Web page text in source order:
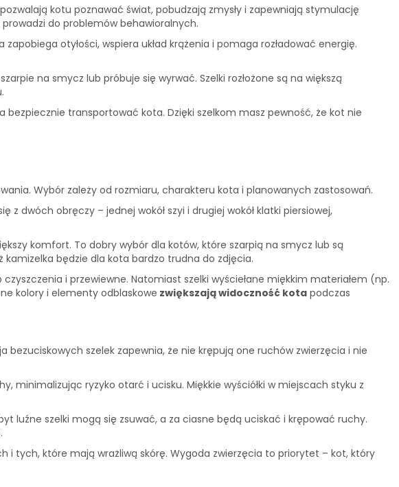
kotu poznawać świat, pobudzają zmysły i zapewniają stymulację
do problemów behawioralnych.
otyłości, wspiera układ krążenia i pomaga rozładować energię.
na smycz lub próbuje się wyrwać. Szelki rozłożone są na większą
transportować kota. Dzięki szelkom masz pewność, że kot nie
Wybór zależy od rozmiaru, charakteru kota i planowanych zastosowań.
z dwóch obręczy – jednej wokół szyi i drugiej wokół klatki piersiowej,
komfort. To dobry wybór dla kotów, które szarpią na smycz lub są
kamizelka będzie dla kota bardzo trudna do zdjęcia.
i przewiewne. Natomiast szelki wyściełane miękkim materiałem (np.
kolory i elementy odblaskowe zwiększają widoczność kota podczas
szelek zapewnia, że nie krępują one ruchów zwierzęcia i nie
minimalizując ryzyko otarć i ucisku. Miękkie wyściółki w miejscach styku z
luźne szelki mogą się zsuwać, a za ciasne będą uciskać i krępować ruchy.
tych, które mają wrażliwą skórę. Wygoda zwierzęcia to priorytet – kot, który